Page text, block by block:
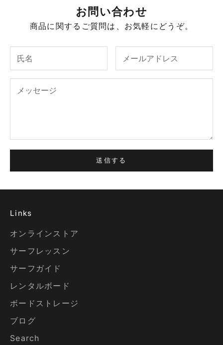
お問い合わせ
商品に関するご質問は、お気軽にどうぞ。
送信する
Links
オンラインストア
サーフレッスン
サーフガイド
レンタルボード
ボードストレージ
ブログ
Search